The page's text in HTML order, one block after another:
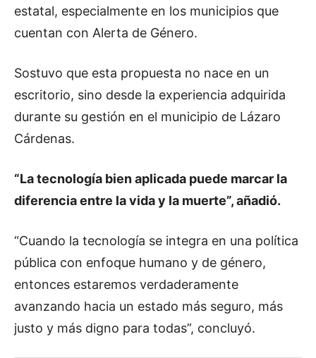
estatal, especialmente en los municipios que
cuentan con Alerta de Género.
Sostuvo que esta propuesta no nace en un
escritorio, sino desde la experiencia adquirida
durante su gestión en el municipio de Lázaro
Cárdenas.
“La tecnología bien aplicada puede marcar la
diferencia entre la vida y la muerte”, añadió.
“Cuando la tecnología se integra en una política
pública con enfoque humano y de género,
entonces estaremos verdaderamente
avanzando hacia un estado más seguro, más
justo y más digno para todas”, concluyó.